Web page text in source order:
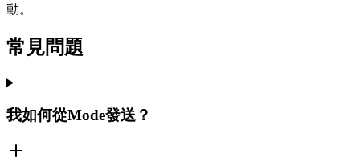
動。
常見問題
我如何從Mode發送？